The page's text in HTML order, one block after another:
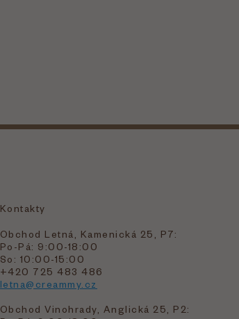
Kontakty
Obchod Letná, Kamenická 25, P7:
Po-Pá: 9:00-18:00
So: 10:00-15:00
+420 725 483 486
letna@creammy.cz
Obchod Vinohrady, Anglická 25, P2: